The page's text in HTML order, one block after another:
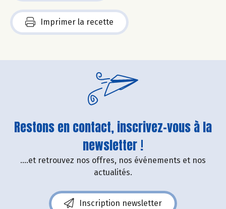
Imprimer la recette
Restons en contact, inscrivez-vous à la
newsletter !
....et retrouvez nos offres, nos événements et nos
actualités.
Inscription newsletter